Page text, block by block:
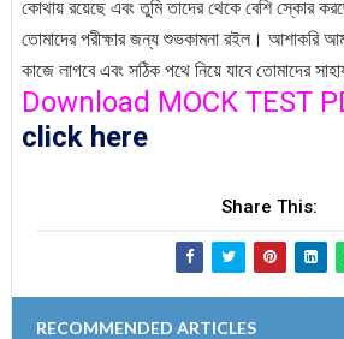
কোথায় রয়েছে এবং তুমি তাদের থেকে বেশি স্কোর
তোমাদের পরীক্ষার জন্য শুভকামনা রইল। আশাকরি
কাজে লাগবে এবং সঠিক পথে নিয়ে যাবে তোমাদের
Download MOCK TEST
click here
Share This:
RECOMMENDED ARTICLES